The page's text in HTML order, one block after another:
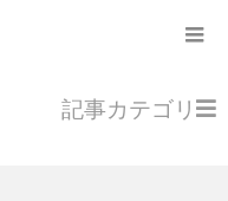
記事カテゴリ